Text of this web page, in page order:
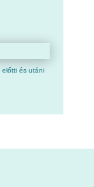
előtti és utáni